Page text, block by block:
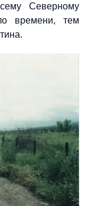
Северному
времени, тем